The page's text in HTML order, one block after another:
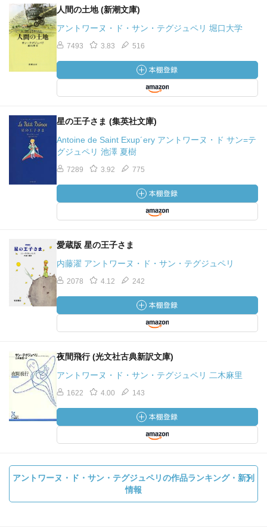
人間の土地 (新潮文庫)
アントワーヌ・ド・サン・テグジュペリ 堀口大学
7493 3.83 516
星の王子さま (集英社文庫)
Antoine de Saint Exup´ery アントワーヌ・ド サン=テ
グジュペリ 池澤 夏樹
7289 3.92 775
愛蔵版 星の王子さま
内藤濯 アントワーヌ・ド・サン・テグジュペリ
2078 4.12 242
夜間飛行 (光文社古典新訳文庫)
アントワーヌ・ド・サン・テグジュペリ 二木麻里
1622 4.00 143
アントワーヌ・ド・サン・テグジュペリの作品ランキング・新刊
情報